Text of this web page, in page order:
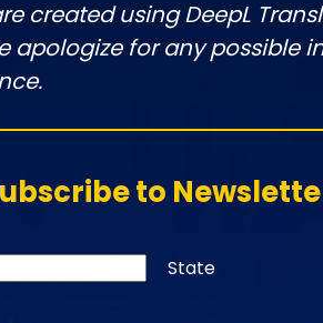
created using DeepL
apologize for any possible
to
State